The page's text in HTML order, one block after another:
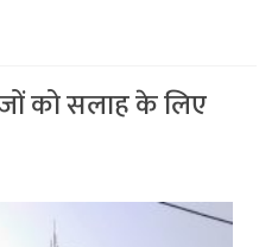
को सलाह के लिए